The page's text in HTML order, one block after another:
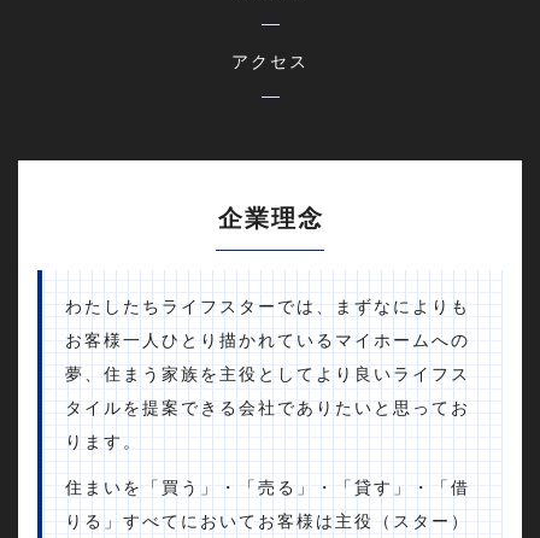
アクセス
企業理念
わたしたちライフスターでは、まずなによりも
お客様一人ひとり描かれているマイホームへの
夢、住まう家族を主役としてより良いライフス
タイルを提案できる会社でありたいと思ってお
ります。
住まいを「買う」・「売る」・「貸す」・「借
りる」すべてにおいてお客様は主役（スター）